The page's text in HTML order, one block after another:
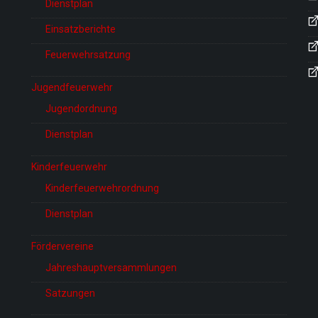
Dienstplan
Einsatzberichte
Feuerwehrsatzung
Jugendfeuerwehr
Jugendordnung
Dienstplan
Kinderfeuerwehr
Kinderfeuerwehrordnung
Dienstplan
Fördervereine
Jahreshauptversammlungen
Satzungen